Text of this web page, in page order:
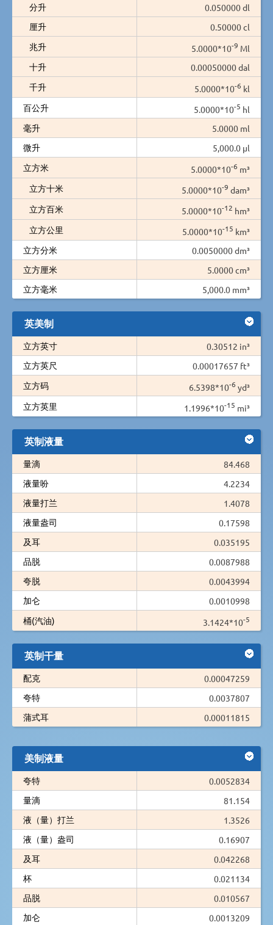
分升
0.050000 dl
厘升
0.50000 cl
兆升
5.0000*10-9 Ml
十升
0.00050000 dal
千升
5.0000*10-6 kl
百公升
5.0000*10-5 hl
毫升
5.0000 ml
微升
5,000.0 µl
立方米
5.0000*10-6 m³
立方十米
5.0000*10-9 dam³
立方百米
5.0000*10-12 hm³
立方公里
5.0000*10-15 km³
立方分米
0.0050000 dm³
立方厘米
5.0000 cm³
立方毫米
5,000.0 mm³
英美制
立方英寸
0.30512 in³
立方英尺
0.00017657 ft³
立方码
6.5398*10-6 yd³
立方英里
1.1996*10-15 mi³
英制液量
量滴
84.468
液量吩
4.2234
液量打兰
1.4078
液量盎司
0.17598
及耳
0.035195
品脱
0.0087988
夸脱
0.0043994
加仑
0.0010998
桶(汽油)
3.1424*10-5
英制干量
配克
0.00047259
夸特
0.0037807
蒲式耳
0.00011815
美制液量
夸特
0.0052834
量滴
81.154
液（量）打兰
1.3526
液（量）盎司
0.16907
及耳
0.042268
杯
0.021134
品脱
0.010567
加仑
0.0013209